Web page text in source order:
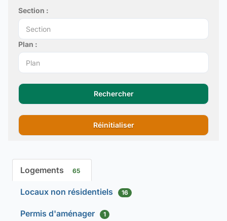
Section :
Plan :
Rechercher
Réinitialiser
Logements 65
Locaux non résidentiels 16
Permis d'aménager 1